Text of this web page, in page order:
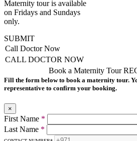
Maternity tour is available
on Fridays and Sundays
only.
SUBMIT
Call Doctor Now
CALL DOCTOR NOW
Book a Maternity Tour
Fill the form below to book a maternity tour.
representative to confirm your booking.
×
First Name *
Last Name *